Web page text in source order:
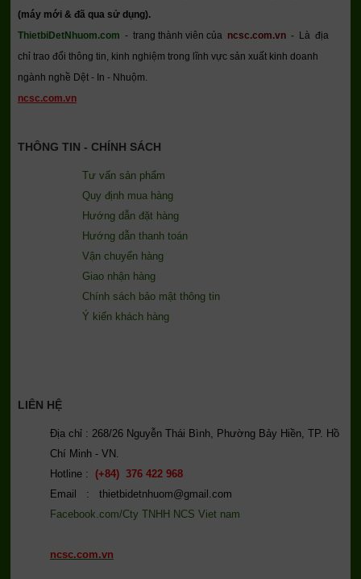
(máy mới & đã qua sử dụng).
ThietbiDetNhuom.com - trang thành viên của ncsc.com.vn- Là địa
chỉ trao đổi thông tin, kinh nghiệm trong lĩnh vực sản xuất kinh doanh
ngành nghề Dệt - In - Nhuộm.
ncsc.com.vn
THÔNG TIN - CHÍNH SÁCH
Tư vấn sản phẩm
Quy định mua hàng
Hướng dẫn đặt hàng
Hướng dẫn thanh toán
Vận chuyển hàng
Giao nhận hàng
Chính sách bảo mật thông tin
Ý kiến khách hàng
LIÊN HỆ
Địa chỉ : 268/26 Nguyễn Thái Bình, Phường Bảy Hiền, TP. Hồ
Chí Minh - VN.
Hotline : (+84) 376 422 968
Email : thietbidetnhuom@gmail.com
Facebook.com/Cty TNHH NCS Viet nam
ncsc.com.vn